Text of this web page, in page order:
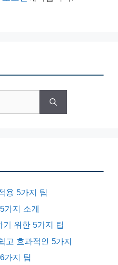
용 5가지 팁
가지 소개
기 위한 5가지 팁
고 효과적인 5가지
가지 팁